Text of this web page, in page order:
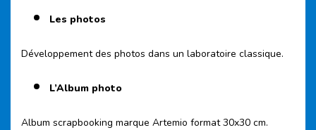
Les photos
Développement des photos dans un laboratoire classique.
L’Album photo
Album scrapbooking marque Artemio format 30x30 cm.